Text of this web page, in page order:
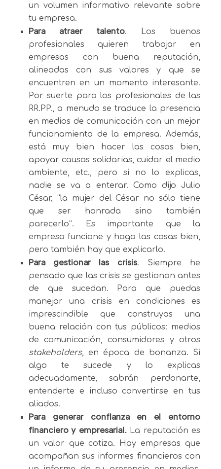
un volumen informativo relevante sobre
tu empresa.
Para atraer talento. Los buenos
profesionales quieren trabajar en
empresas con buena reputación,
alineadas con sus valores y que se
encuentren en un momento interesante.
Por suerte para los profesionales de las
RR.PP., a menudo se traduce la presencia
en medios de comunicación con un mejor
funcionamiento de la empresa. Además,
está muy bien hacer las cosas bien,
apoyar causas solidarias, cuidar el medio
ambiente, etc., pero si no lo explicas,
nadie se va a enterar. Como dijo Julio
César, “la mujer del César no sólo tiene
que ser honrada sino también
parecerlo”. Es importante que la
empresa funcione y haga las cosas bien,
pero también hay que explicarlo.
Para gestionar las crisis. Siempre he
pensado que las crisis se gestionan antes
de que sucedan. Para que puedas
manejar una crisis en condiciones es
imprescindible que construyas una
buena relación con tus públicos: medios
de comunicación, consumidores y otros
stakeholders, en época de bonanza. Si
algo te sucede y lo explicas
adecuadamente, sabrán perdonarte,
entenderte e incluso convertirse en tus
aliados.
Para generar confianza en el entorno
financiero y empresarial.La reputación es
un valor que cotiza. Hay empresas que
acompañan sus informes financieros con